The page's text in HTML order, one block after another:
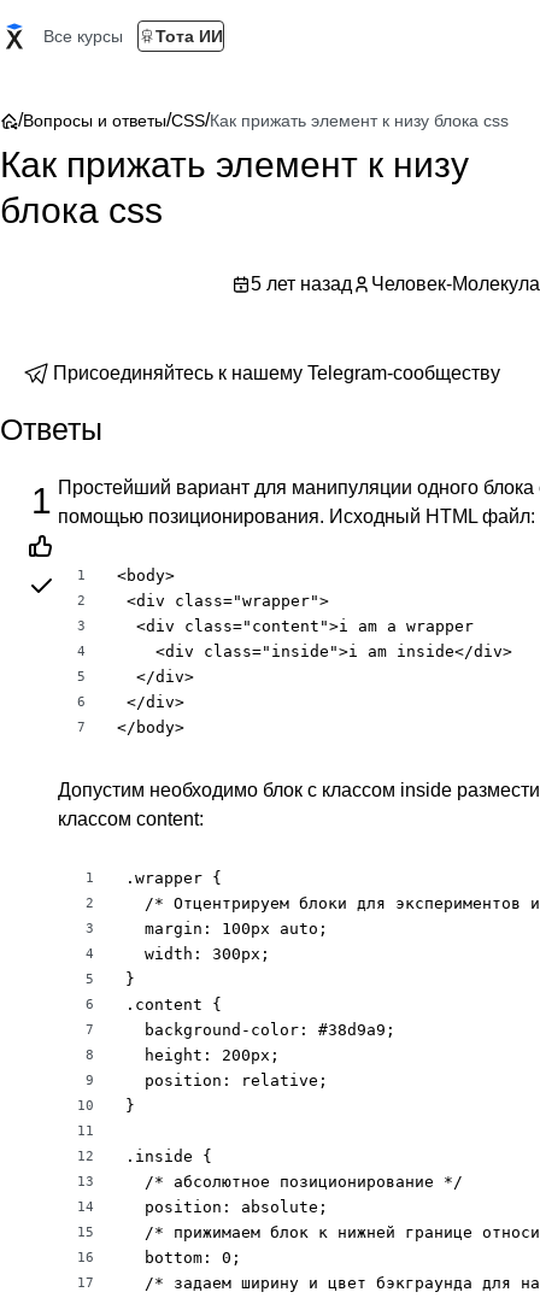
Все курсы Тота ИИ
/Вопросы и ответы/CSS/Как прижать элемент к низу блока css
Как прижать элемент к низу
блока css
5 лет назад Человек-Молекула
Присоединяйтесь к нашему Telegram-сообществу
Ответы
1 Простейший вариант для манипуляции одного блока
помощью позиционирования. Исходный HTML файл:
1
2
3
4
5
6
7
<body>
<div class="wrapper">
  <div class="content">i am a wrapper
    <div class="inside">i am inside</div>
  </div>
</div>
</body>
Допустим необходимо блок с классом inside
классом content:
1
2
3
4
5
6
7
8
9
10
11
12
13
14
15
16
17
.wrapper {
/* Отцентрируем блоки для экспериментов
  margin: 100px auto;
  width: 300px;
}
.content {
  background-color: #38d9a9;
  height: 200px;
  position: relative;
}
.inside {
  /* абсолютное позиционирование */
  position: absolute;
/* прижимаем блок к нижней границе
  bottom: 0;
/* задаем ширину и цвет бэкграунда для